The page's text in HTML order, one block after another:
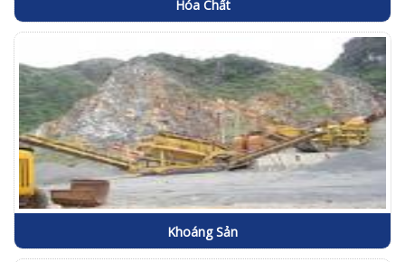
Hóa Chất
Khoáng Sản